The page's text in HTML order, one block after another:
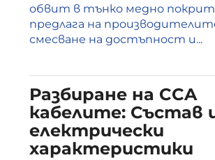
обвит в тънко медно
предлага на
смесване на достъпност и...
Разбиране на CCA
кабелите: Състав
електрически
характеристики